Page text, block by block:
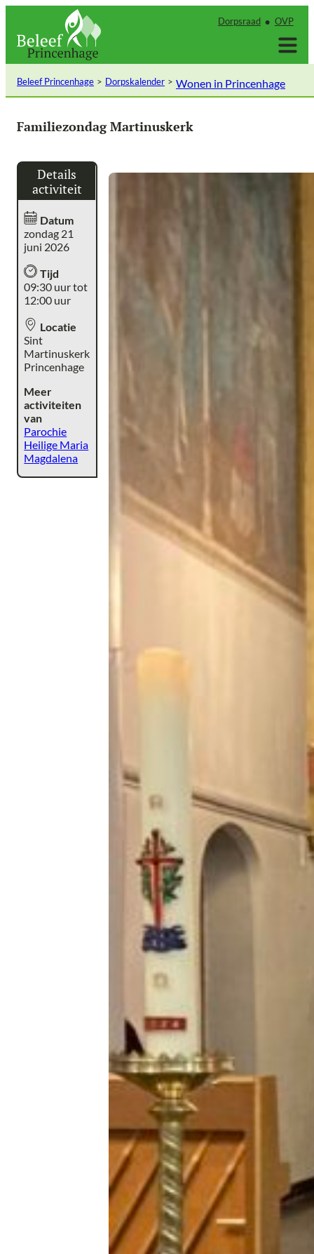
inhoud
Dorpsraad OVP
Beleef Princenhage Dorpskalender Wonen in Princenhage
Familiezondag Martinuskerk
Details
activiteit
Datum
zondag 21
juni 2026
Tijd
09:30 uur tot
12:00 uur
Locatie
Sint
Martinuskerk
Princenhage
Meer
activiteiten
van
Parochie
Heilige Maria
Magdalena